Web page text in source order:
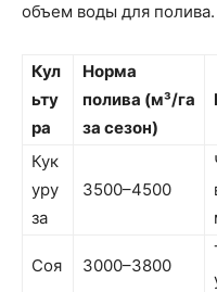
объем воды для полива.
Кул
ьту
ра
Норма
полива (м³/га
за сезон)
Кук
уру
за
3500–4500
Соя 3000–3800